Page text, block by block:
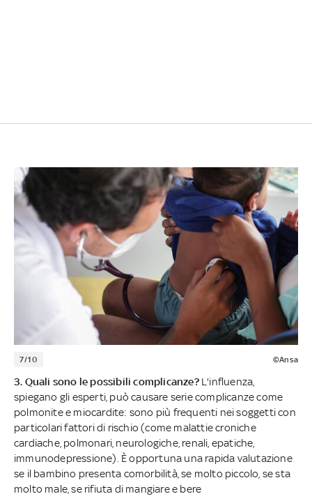
7/10 ©Ansa
3. Quali sono le possibili complicanze? L'influenza,
spiegano gli esperti, può causare serie complicanze come
polmonite e miocardite: sono più frequenti nei soggetti con
particolari fattori di rischio (come malattie croniche
cardiache, polmonari, neurologiche, renali, epatiche,
immunodepressione). È opportuna una rapida valutazione
se il bambino presenta comorbilità, se molto piccolo, se sta
molto male, se rifiuta di mangiare e bere